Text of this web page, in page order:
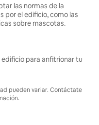
las normas de la
por el edificio, como las
sobre mascotas.
para anfitrionar tu
pueden variar. Contáctate